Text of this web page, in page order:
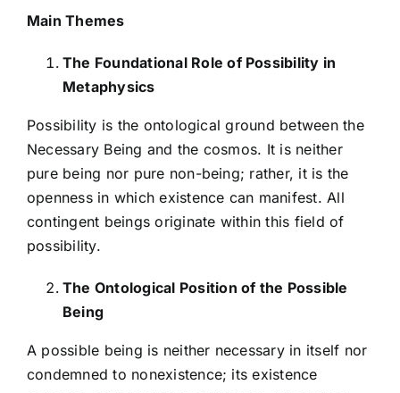
Main Themes
The Foundational Role of Possibility in
Metaphysics
Possibility is the ontological ground between the
Necessary Being and the cosmos. It is neither
pure being nor pure non-being; rather, it is the
openness in which existence can manifest. All
contingent beings originate within this field of
possibility.
The Ontological Position of the Possible
Being
A possible being is neither necessary in itself nor
condemned to nonexistence; its existence